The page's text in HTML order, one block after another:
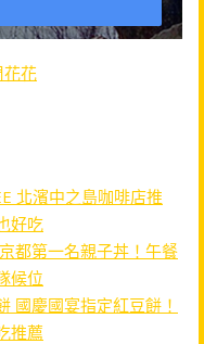
花花
北濱中之島咖啡店推
好吃
都第一名親子丼！午餐
候位
國慶國宴指定紅豆餅！
推薦